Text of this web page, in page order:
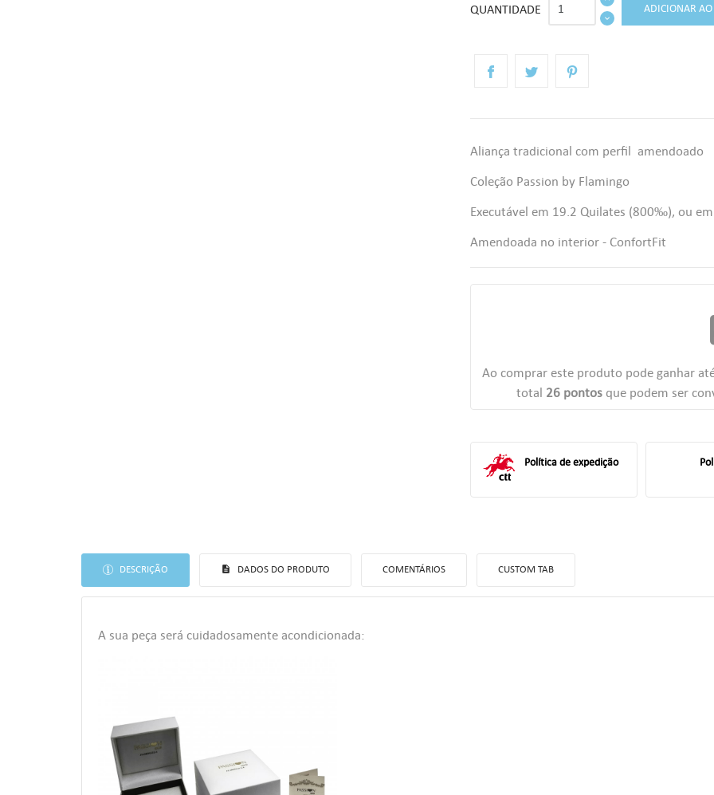
QUANTIDADE ADICIONAR
Ao comprar este produto pode ganhar
total 26pontosque podem ser
Aliança tradicional com perfil amendoado
Coleção Passion by Flamingo
Executável em 19.2 Quilates (800‰), ou
Amendoada no interior - ConfortFit
Política de expedição
DESCRIÇÃO DADOS DO PRODUTO COMENTÁRIOS CUSTOM TAB
A sua peça será cuidadosamente acondicionada:
((TITLE))
ENTRAR
Você precisa estar logado para salvar produtos em sua lista de desejos.